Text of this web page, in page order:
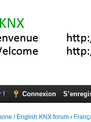
! Connexion
/ English KNX forum ›